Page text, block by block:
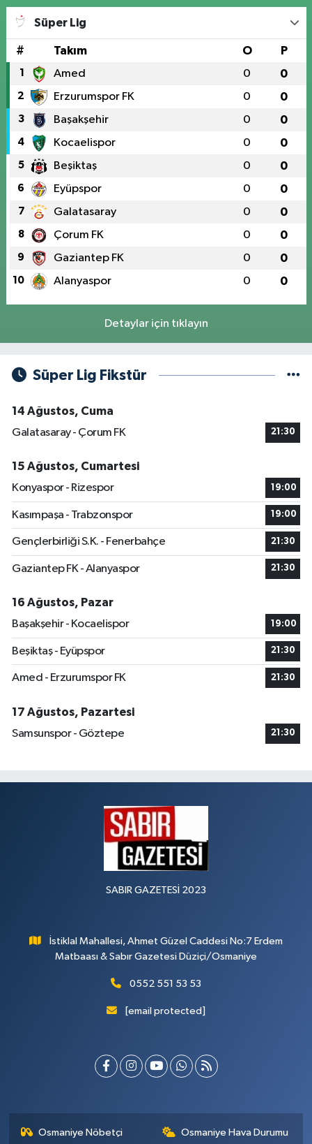
Süper Lig
# Takım O P
1 Amed 0 0
2 Erzurumspor FK 0 0
3 Başakşehir 0 0
4 Kocaelispor 0 0
5 Beşiktaş 0 0
6 Eyüpspor 0 0
7 Galatasaray 0 0
8 Çorum FK 0 0
9 Gaziantep FK 0 0
10 Alanyaspor 0 0
Detaylar için tıklayın
Süper Lig Fikstür
14 Ağustos, Cuma
Galatasaray - Çorum FK
21:30
15 Ağustos, Cumartesi
Konyaspor - Rizespor
19:00
Kasımpaşa - Trabzonspor 19:00
Gençlerbirliği S.K. - Fenerbahçe 21:30
Gaziantep FK - Alanyaspor 21:30
16 Ağustos, Pazar
Başakşehir - Kocaelispor
19:00
Beşiktaş - Eyüpspor 21:30
Amed - Erzurumspor FK 21:30
17 Ağustos, Pazartesi
Samsunspor - Göztepe
21:30
SABIR GAZETESİ 2023
İstiklal Mahallesi, Ahmet Güzel Caddesi No:7 Erdem
Matbaası & Sabır Gazetesi Düziçi/Osmaniye
0552 551 53 53
[email protected]
Osmaniye Nöbetçi
Osmaniye Hava Durumu